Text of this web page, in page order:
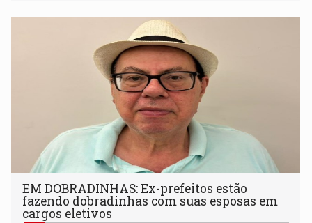
EM DOBRADINHAS: Ex-prefeitos estão
fazendo dobradinhas com suas esposas em
cargos eletivos